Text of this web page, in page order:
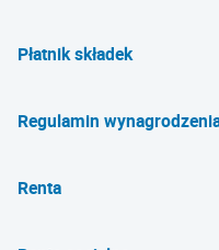
Płatnik składek
Regulamin
Renta